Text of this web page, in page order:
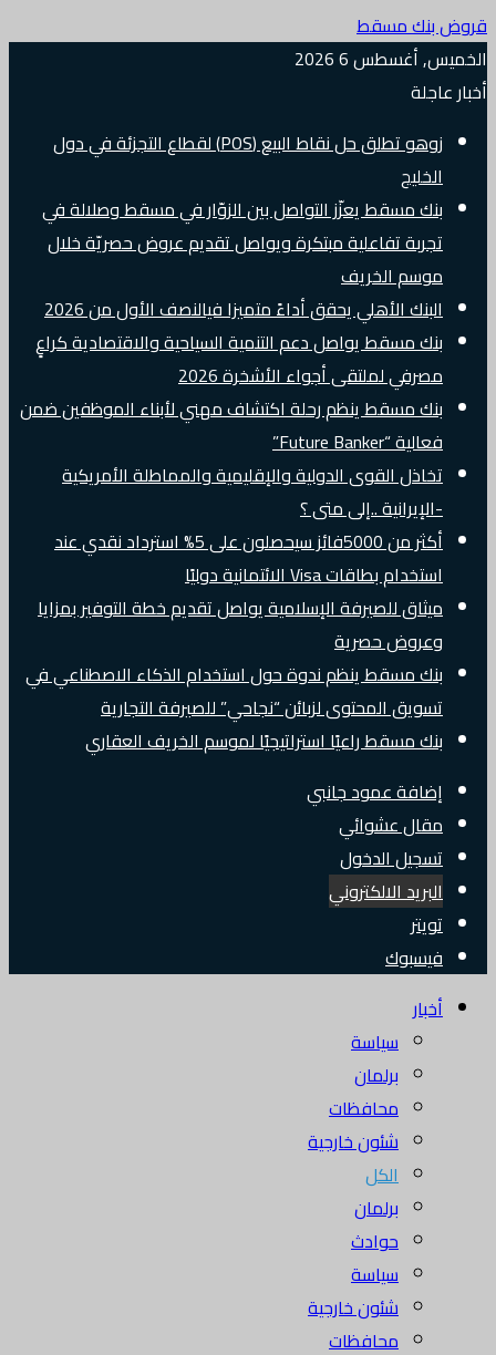
قروض بنك مسقط
الخميس, أغسطس 6 2026
أخبار عاجلة
زوهو تطلق حل نقاط البيع (POS) لقطاع التجزئة في دول
الخليج
بنك مسقط يعزّز التواصل بين الزوّار في مسقط وصلالة في
تجربة تفاعلية مبتكرة ويواصل تقديم عروض حصريّة خلال
موسم الخريف
البنك الأهلي يحقق أداءً متميزا فيالنصف الأول من 2026
بنك مسقط يواصل دعم التنمية السياحية والاقتصادية كراعٍ
مصرفي لملتقى أجواء الأشخرة 2026
بنك مسقط ينظم رحلة اكتشاف مهني لأبناء الموظفين ضمن
فعالية “Future Banker”
تخاذل القوى الدولية والإقليمية والمماطلة الأمريكية
-الإيرانية ..إلى متى ؟
أكثر من 5000فائز سيحصلون على 5% استرداد نقدي عند
استخدام بطاقات Visa الائتمانية دوليًا
ميثاق للصيرفة الإسلامية يواصل تقديم خطة التوفير بمزايا
وعروض حصرية
بنك مسقط ينظم ندوة حول استخدام الذكاء الاصطناعي في
تسويق المحتوى لزبائن “نجاحي” للصيرفة التجارية
بنك مسقط راعيًا استراتيجيًا لموسم الخريف العقاري
إضافة عمود جانبي
مقال عشوائي
تسجيل الدخول
البريد الالكتروني
تويتر
فيسبوك
أخبار
سياسة
برلمان
محافظات
شئون خارجية
الكل
برلمان
حوادث
سياسة
شئون خارجية
محافظات